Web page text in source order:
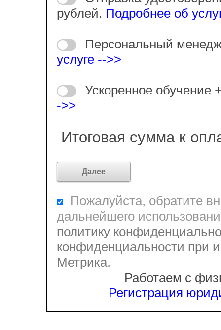
рублей. Подробнее об
Персональный
услуге -->>
Ускоренное обучение
->>
Итоговая сумма к
Пожалуйста, обратите
дальнейшего
политику
конфиденциальности при
Метрика.
Работаем с
Регистрация